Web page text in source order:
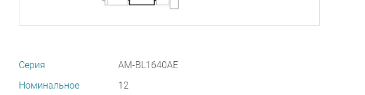
Серия
AM-BL1640AE
Номинальное
12